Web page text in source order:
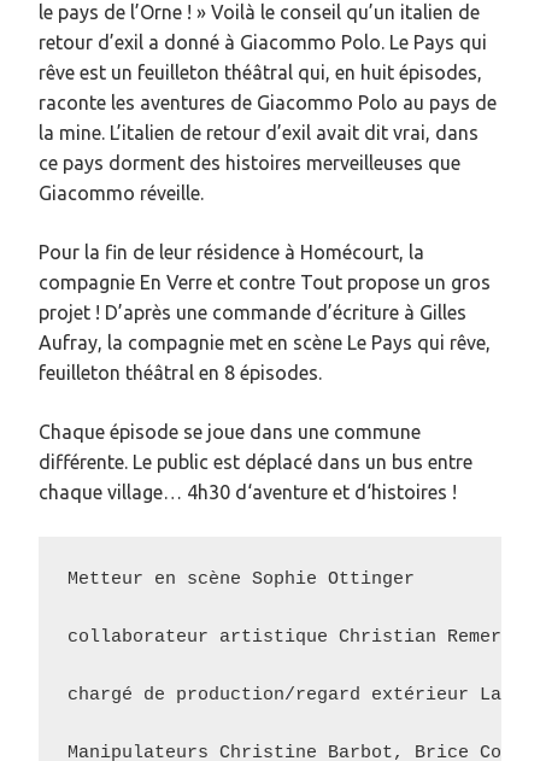
le pays de l’Orne ! » Voilà le conseil qu’un italien de
retour d’exil a donné à Giacommo Polo. Le Pays qui
rêve est un feuilleton théâtral qui, en huit épisodes,
raconte les aventures de Giacommo Polo au pays de
la mine. L’italien de retour d’exil avait dit vrai, dans
ce pays dorment des histoires merveilleuses que
Giacommo réveille.
Pour la fin de leur résidence à Homécourt, la
compagnie En Verre et contre Tout propose un gros
projet ! D’après une commande d’écriture à Gilles
Aufray, la compagnie met en scène Le Pays qui rêve,
feuilleton théâtral en 8 épisodes.
Chaque épisode se joue dans une commune
différente. Le public est déplacé dans un bus entre
chaque village… 4h30 d‘aventure et d‘histoires !
Metteur en scène Sophie Ottinger
collaborateur artistique Christian Remer
chargé de production/regard extérieur
Manipulateurs Christine Barbot, Brice